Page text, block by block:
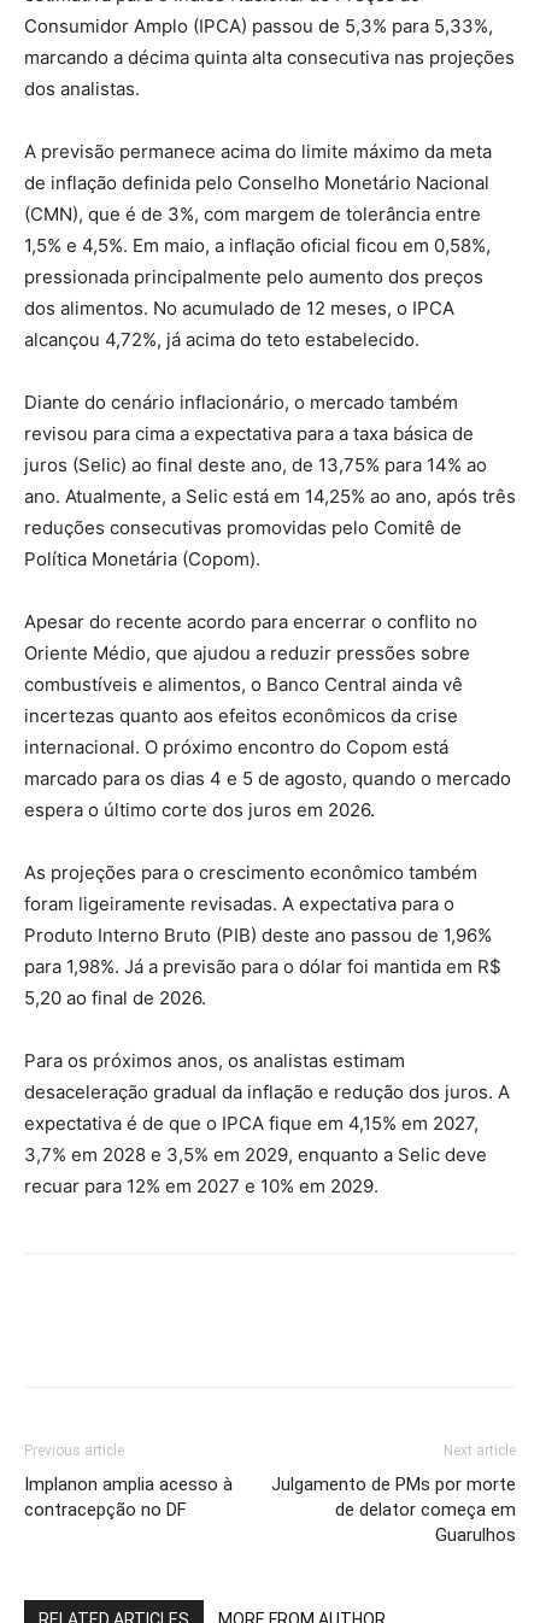
Consumidor Amplo (IPCA) passou de 5,3% para 5,33%,
marcando a décima quinta alta consecutiva nas projeções
dos analistas.
A previsão permanece acima do limite máximo da meta
de inflação definida pelo Conselho Monetário Nacional
(CMN), que é de 3%, com margem de tolerância entre
1,5% e 4,5%. Em maio, a inflação oficial ficou em 0,58%,
pressionada principalmente pelo aumento dos preços
dos alimentos. No acumulado de 12 meses, o IPCA
alcançou 4,72%, já acima do teto estabelecido.
Diante do cenário inflacionário, o mercado também
revisou para cima a expectativa para a taxa básica de
juros (Selic) ao final deste ano, de 13,75% para 14% ao
ano. Atualmente, a Selic está em 14,25% ao ano, após três
reduções consecutivas promovidas pelo Comitê de
Política Monetária (Copom).
Apesar do recente acordo para encerrar o conflito no
Oriente Médio, que ajudou a reduzir pressões sobre
combustíveis e alimentos, o Banco Central ainda vê
incertezas quanto aos efeitos econômicos da crise
internacional. O próximo encontro do Copom está
marcado para os dias 4 e 5 de agosto, quando o mercado
espera o último corte dos juros em 2026.
As projeções para o crescimento econômico também
foram ligeiramente revisadas. A expectativa para o
Produto Interno Bruto (PIB) deste ano passou de 1,96%
para 1,98%. Já a previsão para o dólar foi mantida em R$
5,20 ao final de 2026.
Para os próximos anos, os analistas estimam
desaceleração gradual da inflação e redução dos juros. A
expectativa é de que o IPCA fique em 4,15% em 2027,
3,7% em 2028 e 3,5% em 2029, enquanto a Selic deve
recuar para 12% em 2027 e 10% em 2029.
Previous article
Implanon amplia acesso à
contracepção no DF
Next article
Julgamento de PMs por morte
de delator começa em
Guarulhos